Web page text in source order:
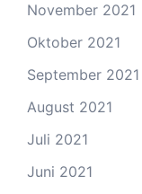
November 2021
Oktober 2021
September 2021
August 2021
Juli 2021
Juni 2021